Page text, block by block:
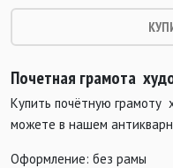
Почетная грамота
Купить почётную
можете в нашем
Оформление: без рамы